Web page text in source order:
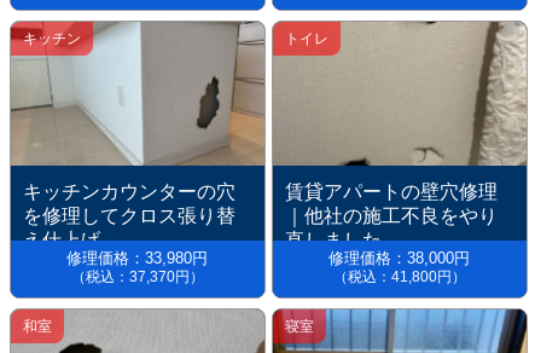
キッチン
修理価格：33,980円
（税込：37,370円）
キッチンカウンターの穴
を修理してクロス張り替
え仕上げ
トイレ
修理価格：38,000円
（税込：41,800円）
賃貸アパートの壁穴修理
｜他社の施工不良をやり
直しました。
和室 寝室